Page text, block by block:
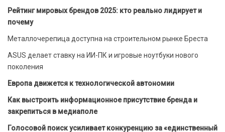
Рейтинг мировых брендов 2025: кто реально лидирует и
почему
Металлочерепица доступна на строительном рынке Бреста
ASUS делает ставку на ИИ-ПК и игровые ноутбуки нового
поколения
Европа движется к технологической автономии
Как выстроить информационное присутствие бренда и
закрепиться в медиаполе
Голосовой поиск усиливает конкуренцию за «единственный